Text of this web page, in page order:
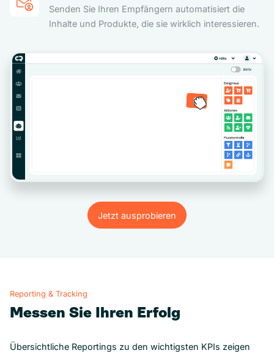
Senden Sie Ihren Empfängern automatisiert die
Inhalte und Produkte, die sie wirklich interessieren.
Jetzt ausprobieren
Jetzt ausprobieren
Reporting & Tracking
Messen Sie Ihren Erfolg
Übersichtliche Reportings zu den wichtigsten KPIs zeigen